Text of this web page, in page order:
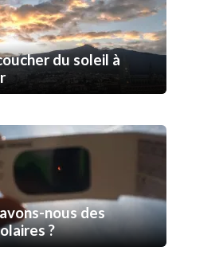
du soleil à
nous des
?